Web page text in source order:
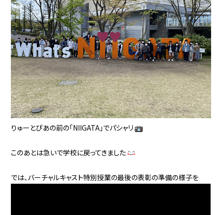
りゅーとぴあの前の「NIIGATA」でパシャリ
このあとは急いで学校に戻ってきました
では、バーチャルキャスト特別授業の最後の表彰の準備の様子を